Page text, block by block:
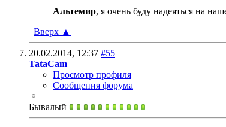
Альтемир, я очень буду надеяться на
Вверх ▲
20.02.2014, 12:37 #55
TataCam
Просмотр профиля
Сообщения форума
Бывалый